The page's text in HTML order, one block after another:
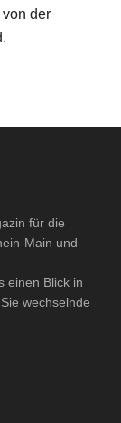
der
für die
Main und
einen Blick in
wechselnde